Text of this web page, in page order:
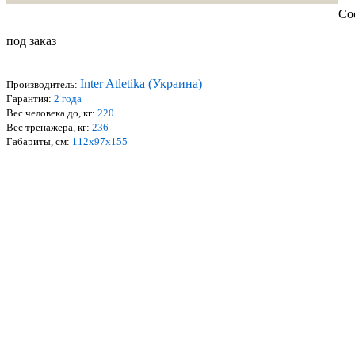
под заказ
Производитель: Inter Atletika (Украина)
Гарантия: 2 года
Вес человека до, кг: 220
Вес тренажера, кг: 236
Габариты, см: 112х97х155